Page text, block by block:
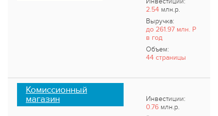
2.54млн.р.
Выручка:
до 261.97 млн. Р
в год
Объем:
44 страницы
Комиссионный
магазин
Инвестиции:
0.76млн.р.